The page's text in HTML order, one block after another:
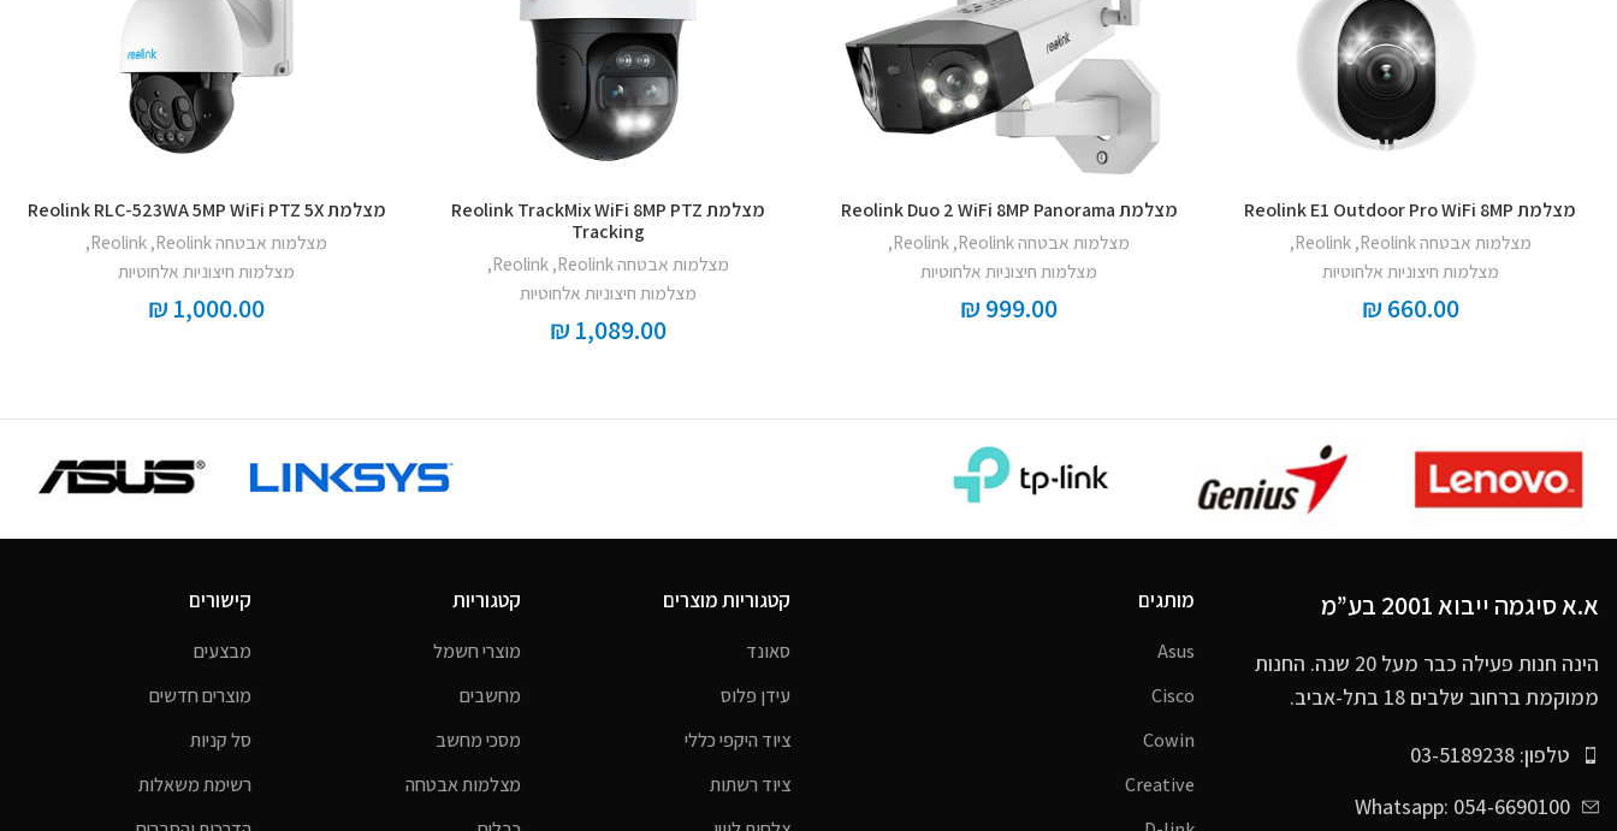
מצלמת Reolink E1 Outdoor Pro WiFi 8MP
מצלמות אבטחה Reolink ,
Reolink
,
מצלמות חיצוניות אלחוטיות
₪ 660.00
מצלמת Reolink Duo 2 WiFi 8MP Panorama
מצלמות אבטחה Reolink ,
Reolink
,
מצלמות חיצוניות אלחוטיות
₪ 999.00
מצלמת Reolink TrackMix WiFi 8MP PTZ
Tracking
מצלמות אבטחה Reolink ,
Reolink
,
מצלמות חיצוניות אלחוטיות
₪ 1,089.00
מצלמת Reolink RLC-523WA 5MP WiFi PTZ 5X
מצלמות אבטחה Reolink ,
Reolink
,
מצלמות חיצוניות אלחוטיות
₪ 1,000.00
א.א סיגמה ייבוא 2001 בע”מ
הינה חנות פעילה כבר מעל 20 שנה. החנות
ממוקמת ברחוב שלבים 18 בתל-אביב.
טלפון: 03-5189238
Whatsapp: 054-6690100
מותגים
Asus
Cisco
Cowin
Creative
קטגוריות מוצרים
סאונד
עידן פלוס
ציוד היקפי כללי
ציוד רשתות
קטגוריות
מוצרי חשמל
מחשבים
מסכי מחשב
מצלמות אבטחה
קישורים
מבצעים
מוצרים חדשים
סל קניות
רשימת משאלות